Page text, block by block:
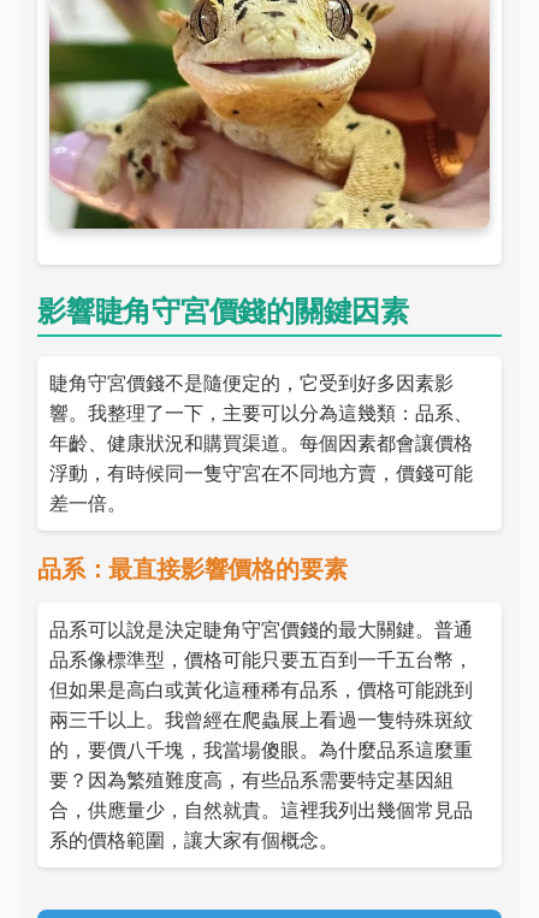
影響睫角守宮價錢的關鍵因素
睫角守宮價錢不是隨便定的，它受到好多因素影
響。我整理了一下，主要可以分為這幾類：品系、
年齡、健康狀況和購買渠道。每個因素都會讓價格
浮動，有時候同一隻守宮在不同地方賣，價錢可能
差一倍。
品系：最直接影響價格的要素
品系可以說是決定睫角守宮價錢的最大關鍵。普通
品系像標準型，價格可能只要五百到一千五台幣，
但如果是高白或黃化這種稀有品系，價格可能跳到
兩三千以上。我曾經在爬蟲展上看過一隻特殊斑紋
的，要價八千塊，我當場傻眼。為什麼品系這麼重
要？因為繁殖難度高，有些品系需要特定基因組
合，供應量少，自然就貴。這裡我列出幾個常見品
系的價格範圍，讓大家有個概念。